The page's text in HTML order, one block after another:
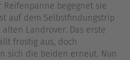
begegnet sie
auf dem Selbstfindungstrip
Landrover. Das erste
frostig aus, doch
sich die beiden erneut. Nun